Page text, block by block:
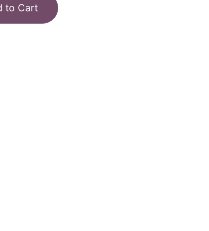
to Cart